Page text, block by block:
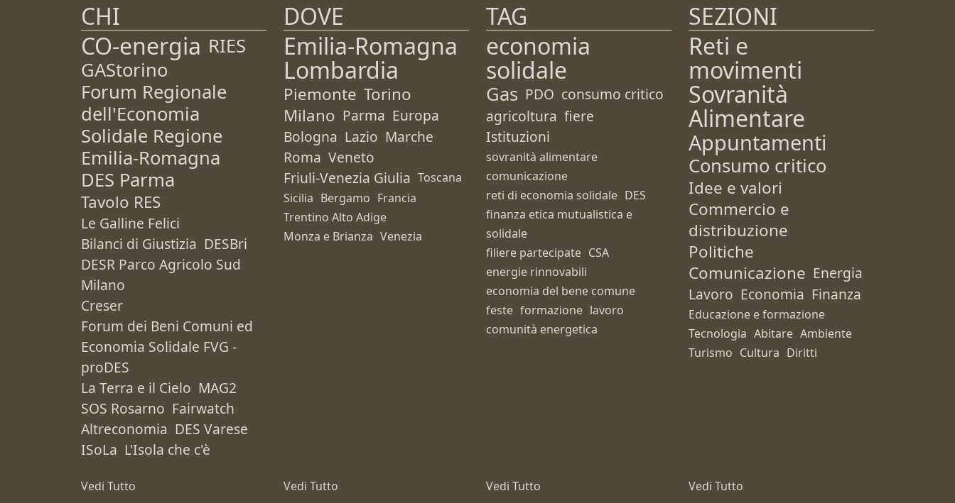
CHI
CO-energia RIES
GAStorino
Forum Regionale
dell'Economia
Solidale Regione
Emilia-Romagna
DES Parma
Tavolo RES
Le Galline Felici
Bilanci di Giustizia DESBri
DESR Parco Agricolo Sud
Milano
Creser
Forum dei Beni Comuni ed
Economia Solidale FVG -
proDES
La Terra e il Cielo MAG2
SOS Rosarno Fairwatch
Altreconomia DES Varese
ISoLa L'Isola che c'è
Vedi Tutto
DOVE
Emilia-Romagna
Lombardia
Piemonte Torino
Milano Parma Europa
Bologna Lazio Marche
Roma Veneto
Friuli-Venezia Giulia Toscana
Sicilia Bergamo Francia
Trentino Alto Adige
Monza e Brianza Venezia
Vedi Tutto
TAG
economia
solidale
Gas PDO consumo critico
agricoltura fiere
Istituzioni
sovranità alimentare
comunicazione
reti di economia solidale DES
finanza etica mutualistica e
solidale
filiere partecipate CSA
energie rinnovabili
economia del bene comune
feste formazione lavoro
comunità energetica
Vedi Tutto
SEZIONI
Reti e
movimenti
Sovranità
Alimentare
Appuntamenti
Consumo critico
Idee e valori
Commercio e
distribuzione
Politiche
Comunicazione Energia
Lavoro Economia Finanza
Educazione e formazione
Tecnologia Abitare Ambiente
Turismo Cultura Diritti
Vedi Tutto